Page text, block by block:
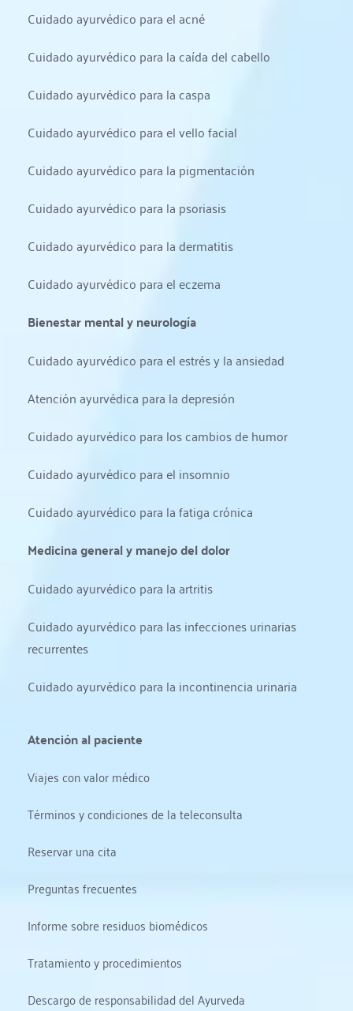
Cuidado ayurvédico para el acné
Cuidado ayurvédico para la caída del cabello
Cuidado ayurvédico para la caspa
Cuidado ayurvédico para el vello facial
Cuidado ayurvédico para la pigmentación
Cuidado ayurvédico para la psoriasis
Cuidado ayurvédico para la dermatitis
Cuidado ayurvédico para el eczema
Bienestar mental y neurología
Cuidado ayurvédico para el estrés y la ansiedad
Atención ayurvédica para la depresión
Cuidado ayurvédico para los cambios de humor
Cuidado ayurvédico para el insomnio
Cuidado ayurvédico para la fatiga crónica
Medicina general y manejo del dolor
Cuidado ayurvédico para la artritis
Cuidado ayurvédico para las infecciones urinarias
recurrentes
Cuidado ayurvédico para la incontinencia urinaria
Atención al paciente
Viajes con valor médico
Términos y condiciones de la teleconsulta
Reservar una cita
Preguntas frecuentes
Informe sobre residuos biomédicos
Tratamiento y procedimientos
Descargo de responsabilidad del Ayurveda